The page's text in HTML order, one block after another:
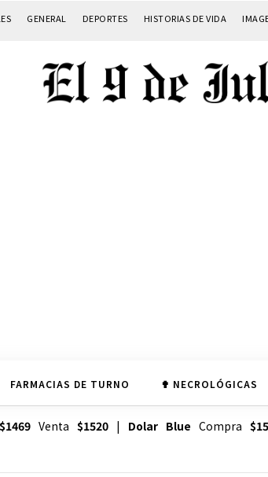
GENERAL DEPORTES HISTORIAS DE VIDA
FARMACIAS DE TURNO ✟ NECROLÓGICAS
$1469Venta $1520| Dolar Blue Compra